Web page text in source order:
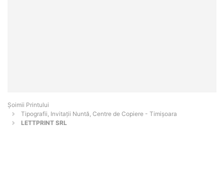
Şoimii Printului
Tipografii, Invitații Nuntă, Centre de Copiere - Timişoara
LETTPRINT SRL